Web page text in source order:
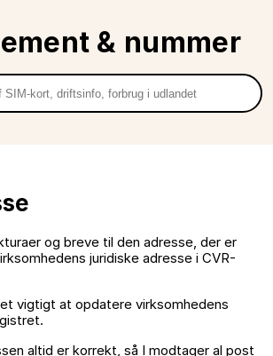
& nummer
og breve til den adresse, der er
juridiske adresse i CVR-
vigtigt at opdatere virksomhedens
altid er korrekt, så I modtager al post